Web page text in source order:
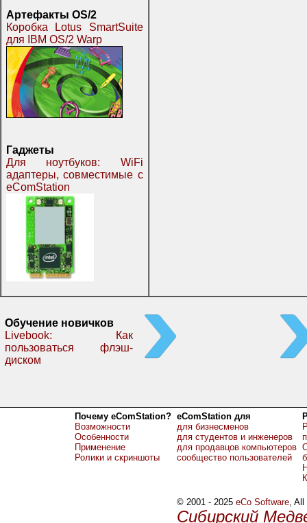
Артефакты OS/2
Коробка Lotus SmartSuite
для IBM OS/2 Warp
Гаджеты
Для ноутбуков: WiFi
адаптеры, совместимые с
eComStation
Обучение новичков
Livebook: Как
пользоваться флэш-
диском
Почему eComStation?
Возможности
Особенности
Применение
Ролики и скриншоты
eComStation для
для бизнесменов
для студентов и инженеров
для продавцов компьютеров
сообщество пользователей
© 2001 - 2025eCo Software, All
Сибирский